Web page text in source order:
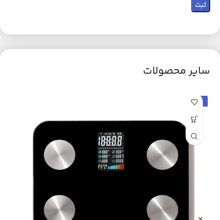
سایر محصولات
حراج